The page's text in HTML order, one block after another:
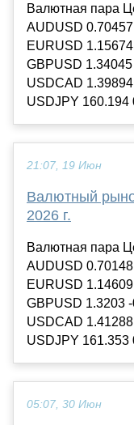
Валютная пара
AUDUSD
EURUSD
GBPUSD
USDCAD
USDJPY 160.194
21:07, 19 Июн
Валютный
2026 г.
Валютная пара
AUDUSD
EURUSD
GBPUSD 1.3203
USDCAD
USDJPY 161.353
05:07, 30 Июн